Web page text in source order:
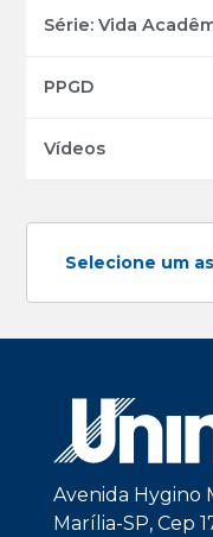
Série: Vida
PPGD
Vídeos
Selecione um
Avenida Hygino
Marília-SP, Cep